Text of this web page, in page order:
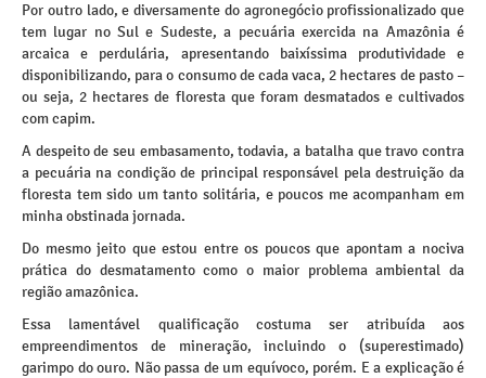
Por outro lado, e diversamente do agronegócio profissionalizado que
tem lugar no Sul e Sudeste, a pecuária exercida na Amazônia é
arcaica e perdulária, apresentando baixíssima produtividade e
disponibilizando, para o consumo de cada vaca, 2 hectares de pasto –
ou seja, 2 hectares de floresta que foram desmatados e cultivados
com capim.
A despeito de seu embasamento, todavia, a batalha que travo contra
a pecuária na condição de principal responsável pela destruição da
floresta tem sido um tanto solitária, e poucos me acompanham em
minha obstinada jornada.
Do mesmo jeito que estou entre os poucos que apontam a nociva
prática do desmatamento como o maior problema ambiental da
região amazônica.
Essa lamentável qualificação costuma ser atribuída aos
empreendimentos de mineração, incluindo o (superestimado)
garimpo do ouro. Não passa de um equívoco, porém. E a explicação é